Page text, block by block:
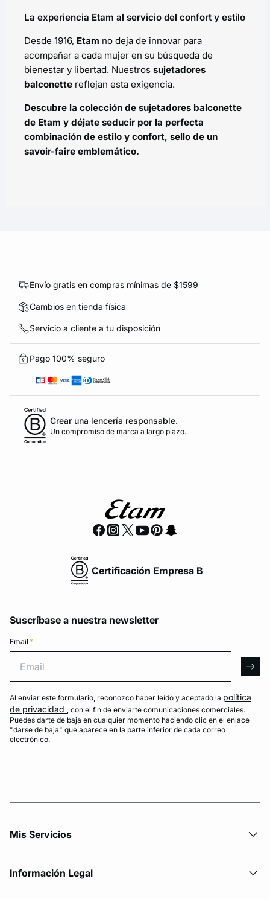
La experiencia Etam al servicio del confort y estilo
Desde 1916, Etam no deja de innovar para
acompañar a cada mujer en su búsqueda de
bienestar y libertad. Nuestros sujetadores
balconette reflejan esta exigencia.
Descubre la colección de sujetadores balconette
de Etam y déjate seducir por la perfecta
combinación de estilo y confort, sello de un
savoir-faire emblemático.
Envío gratis en compras mínimas de $1599
Cambios en tienda física
Servicio a cliente a tu disposición
Pago 100% seguro
Crear una lencería responsable.
Un compromiso de marca a largo plazo.
Certificación Empresa B
Suscríbase a nuestra newsletter
Email *
Al enviar este formulario, reconozco haber leído y aceptado la política
de privacidad , con el fin de enviarte comunicaciones comerciales.
Puedes darte de baja en cualquier momento haciendo clic en el enlace
"darse de baja" que aparece en la parte inferior de cada correo
electrónico.
Mis Servicios
Información Legal